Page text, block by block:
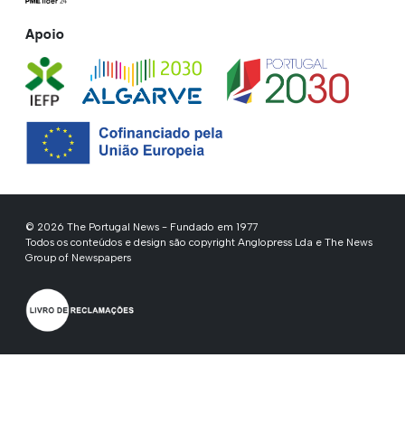
Apoio
© 2026 The Portugal News - Fundado em 1977
Todos os conteúdos e design são copyright Anglopress Lda e The News
Group of Newspapers